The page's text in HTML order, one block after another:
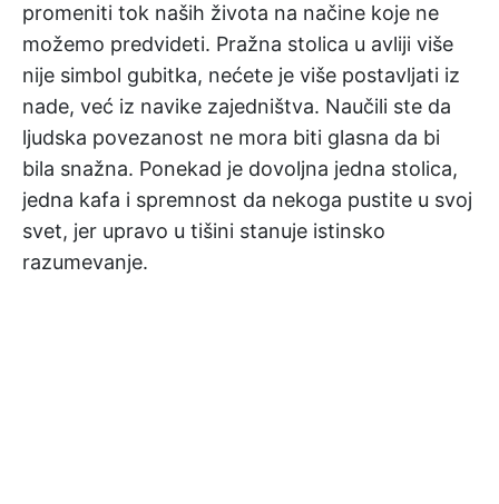
promeniti tok naših života na načine koje ne
možemo predvideti. Pražna stolica u avliji više
nije simbol gubitka, nećete je više postavljati iz
nade, već iz navike zajedništva. Naučili ste da
ljudska povezanost ne mora biti glasna da bi
bila snažna. Ponekad je dovoljna jedna stolica,
jedna kafa i spremnost da nekoga pustite u svoj
svet, jer upravo u tišini stanuje istinsko
razumevanje.